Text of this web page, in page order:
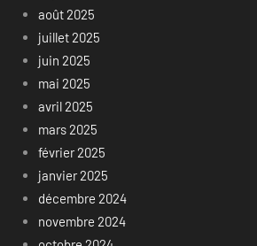
août 2025
juillet 2025
juin 2025
mai 2025
avril 2025
mars 2025
février 2025
janvier 2025
décembre 2024
novembre 2024